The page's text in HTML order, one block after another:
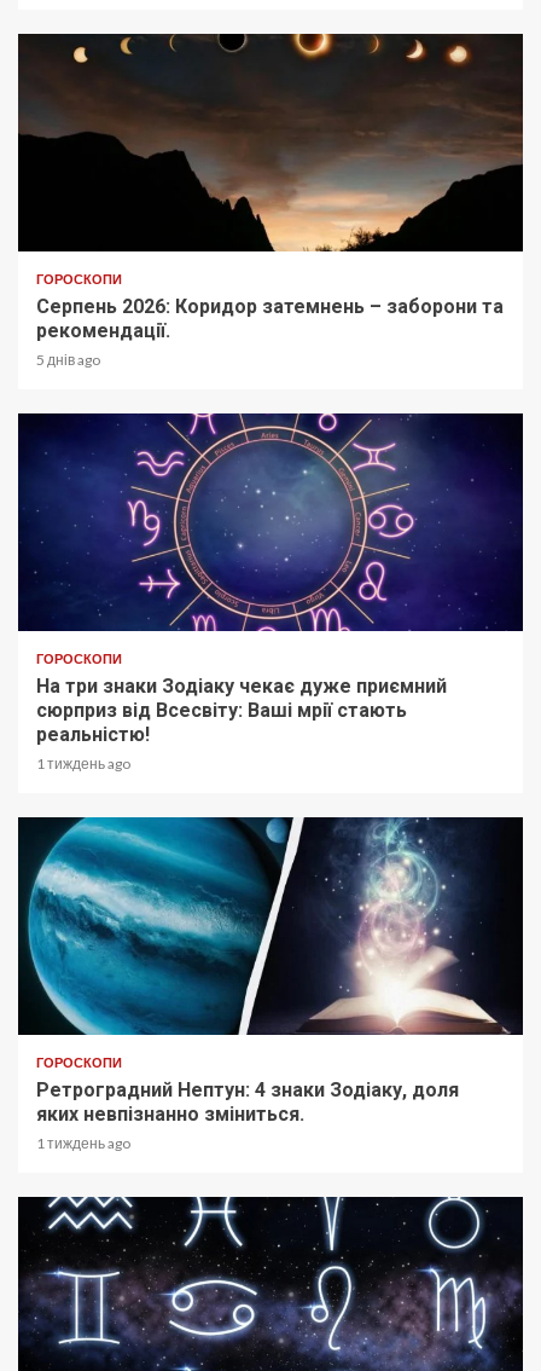
ГОРОСКОПИ
Серпень 2026: Коридор затемнень – заборони та
рекомендації.
5 днів ago
ГОРОСКОПИ
На три знаки Зодіаку чекає дуже приємний
сюрприз від Всесвіту: Ваші мрії стають
реальністю!
1 тиждень ago
ГОРОСКОПИ
Ретроградний Нептун: 4 знаки Зодіаку, доля
яких невпізнанно зміниться.
1 тиждень ago